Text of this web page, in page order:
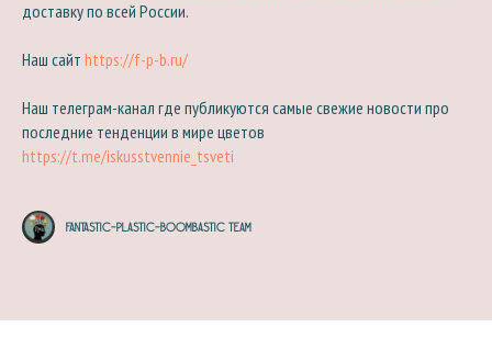
доставку по всей России.
Наш сайт https://f-p-b.ru/
Наш телеграм-канал где публикуются самые свежие новости про
последние тенденции в мире цветов
https://t.me/iskusstvennie_tsveti
Fantastic-Plastic-Boombastic team